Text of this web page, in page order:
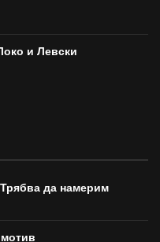
и Левски
да намерим